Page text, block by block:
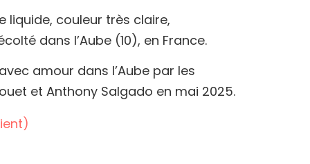
liquide, couleur très claire,
dans l’Aube (10), en France.
amour dans l’Aube par les
et Anthony Salgado en mai 2025.